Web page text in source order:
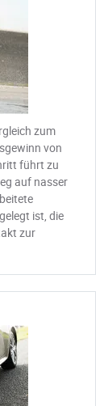
zum
von
führt zu
auf nasser
ist, die
zur